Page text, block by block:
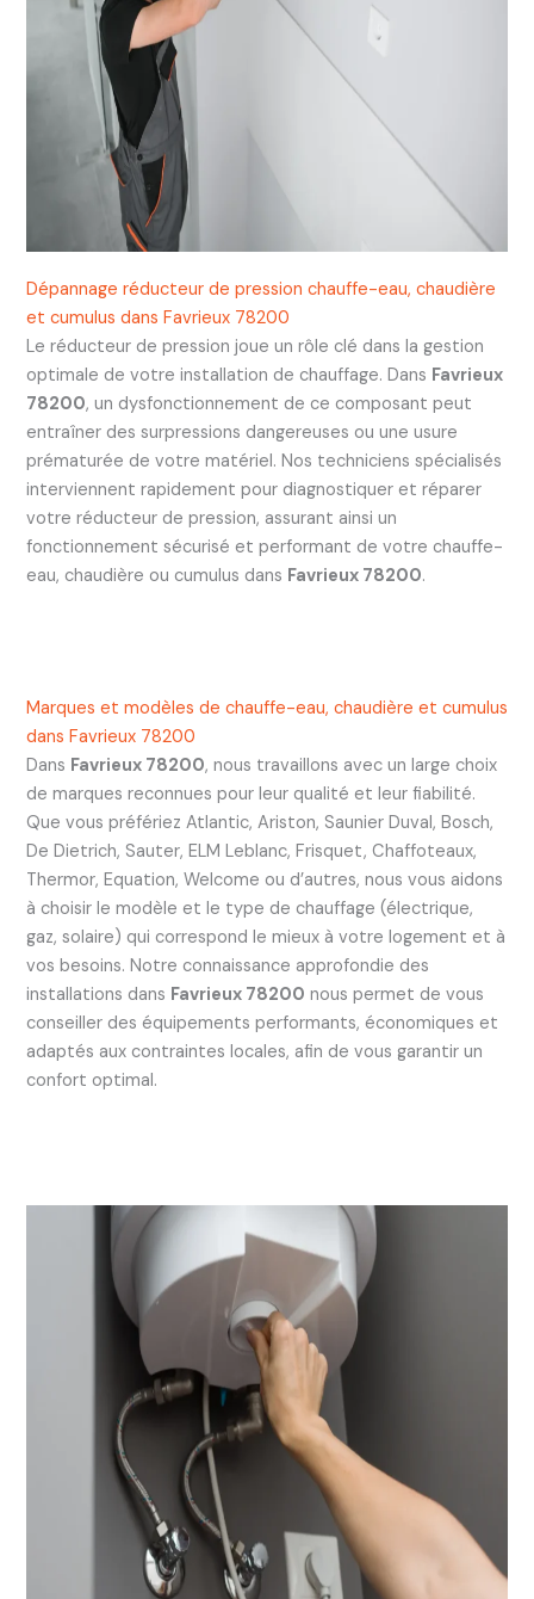
Dépannage réducteur de pression chauffe-eau, chaudière
et cumulus dans Favrieux 78200
Le réducteur de pression joue un rôle clé dans la gestion
optimale de votre installation de chauffage. Dans Favrieux
78200, un dysfonctionnement de ce composant peut
entraîner des surpressions dangereuses ou une usure
prématurée de votre matériel. Nos techniciens spécialisés
interviennent rapidement pour diagnostiquer et réparer
votre réducteur de pression, assurant ainsi un
fonctionnement sécurisé et performant de votre chauffe-
eau, chaudière ou cumulus dans Favrieux 78200.
Marques et modèles de chauffe-eau, chaudière et cumulus
dans Favrieux 78200
Dans Favrieux 78200, nous travaillons avec un large choix
de marques reconnues pour leur qualité et leur fiabilité.
Que vous préfériez Atlantic, Ariston, Saunier Duval, Bosch,
De Dietrich, Sauter, ELM Leblanc, Frisquet, Chaffoteaux,
Thermor, Equation, Welcome ou d’autres, nous vous aidons
à choisir le modèle et le type de chauffage (électrique,
gaz, solaire) qui correspond le mieux à votre logement et à
vos besoins. Notre connaissance approfondie des
installations dans Favrieux 78200 nous permet de vous
conseiller des équipements performants, économiques et
adaptés aux contraintes locales, afin de vous garantir un
confort optimal.